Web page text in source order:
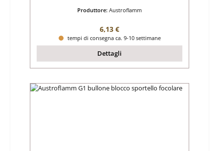
Produttore: Austroflamm
Prezzo normale:
6,13 €
tempi di consegna ca. 9-10 settimane
Dettagli